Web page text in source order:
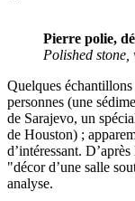
Pierre polie,
Polished
Quelques
personnes (une
de Sarajevo, un
de Houston) ;
d’intéressant.
"décor d’une salle
analyse.